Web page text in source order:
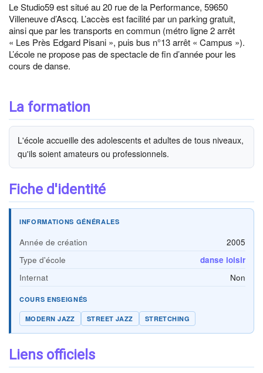
Le Studio59 est situé au 20 rue de la Performance, 59650
Villeneuve d’Ascq. L’accès est facilité par un parking gratuit,
ainsi que par les transports en commun (métro ligne 2 arrêt
« Les Près Edgard Pisani », puis bus n°13 arrêt « Campus »).
L’école ne propose pas de spectacle de fin d’année pour les
cours de danse.
La formation
L'école accueille des adolescents et adultes de tous niveaux,
qu'ils soient amateurs ou professionnels.
Fiche d'identité
INFORMATIONS GÉNÉRALES
Année de création
2005
Type d'école
danse loisir
Internat
Non
COURS ENSEIGNÉS
MODERN JAZZ STREET JAZZ STRETCHING
Liens officiels